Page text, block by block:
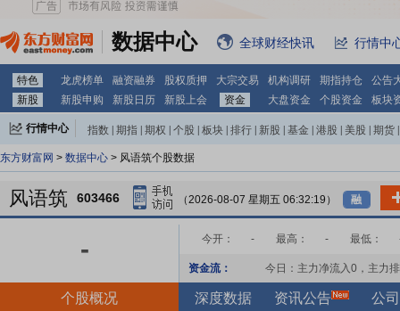
数据中心 全球财经快讯 行情中
特色 龙虎榜单 融资融券 股权质押 大宗交易 机构调研 期指持仓
公告
新股
新股申购 新股日历 新股上会 资金 大盘资金 个股资金 板块
行情中心 指数 期指 期权 个股 板块 排行 新股 基金 港股 美股 期货
东方财富网 > 数据中心 > 风语筑个股数据
风语筑 603466 （2026-08-07 星期五 06:32:19） 融
- 今开： - 最高： - 最低：
资金流： 今日：主力净流入0 ，主力
个股概况 深度数据 资讯公告 公